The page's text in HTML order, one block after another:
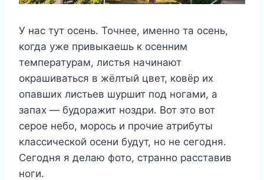
У нас тут осень. Точнее, именно та осень,
когда уже привыкаешь к осенним
температурам, листья начинают
окрашиваться в жёлтый цвет, ковёр их
опавших листьев шуршит под ногами, а
запах — будоражит ноздри. Вот это вот
серое небо, морось и прочие атрибуты
классической осени будут, но не сегодня.
Сегодня я делаю фото, странно расставив
ноги.